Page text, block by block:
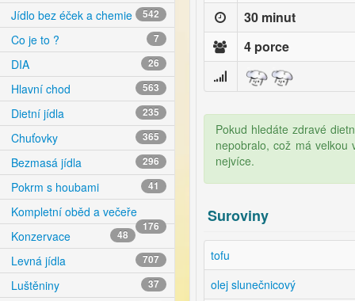
Jídlo bez éček a chemie 542
Co je to ? 7
DIA 26
Hlavní chod 563
Dietní jídla 235
Chuťovky 365
Bezmasá jídla 296
Pokrm s houbami 41
Kompletní oběd a večeře
176
Konzervace 48
Levná jídla 707
Luštěniny 37
30 minut
4 porce
Pokud hledáte zdravé
nepobralo, což má
nejvíce.
Suroviny
tofu
olej slunečnicový